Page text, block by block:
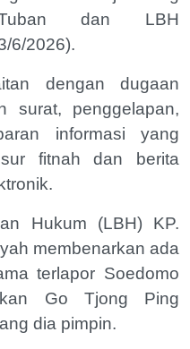
dan LBH
6/2026).
dengan dugaan
surat, penggelapan,
informasi yang
fitnah dan berita
Hukum (LBH) KP.
membenarkan ada
terlapor Soedomo
Go Tjong Ping
dia pimpin.